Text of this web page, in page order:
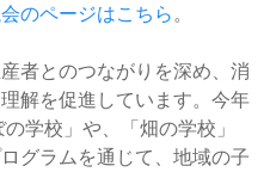
のページはこちら。
者とのつながりを深め、消
解を促進しています。今年
学校」や、「畑の学校」
グラムを通じて、地域の子